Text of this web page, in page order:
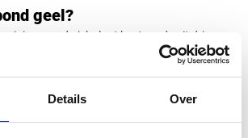
Details Over
Afsnede
geel?
sandwichplaat bestaande uit drie
van aluminium en een Polyethyleen
bedrukking, belettering en sign.